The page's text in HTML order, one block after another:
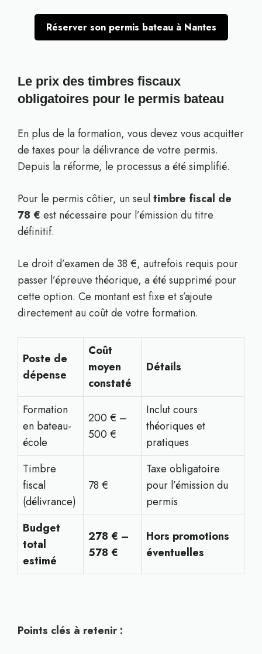
Réserver son permis bateau à Nantes
Le prix des timbres fiscaux
obligatoires pour le permis bateau
En plus de la formation, vous devez vous acquitter
de taxes pour la délivrance de votre permis.
Depuis la réforme, le processus a été simplifié.
Pour le permis côtier, un seultimbre fiscal de
78 € est nécessaire pour l’émission du titre
définitif.
Le droit d’examen de 38 €, autrefois requis pour
passer l’épreuve théorique, a été supprimé pour
cette option. Ce montant est fixe et s’ajoute
directement au coût de votre formation.
Poste de
dépense
Coût
moyen
constaté
Détails
Formation
en bateau-
école
200 € –
500 €
Inclut cours
théoriques et
pratiques
Timbre
fiscal
(délivrance)
78 €
Taxe obligatoire
pour l’émission du
permis
Budget
total
estimé
278 € –
578 €
Hors promotions
éventuelles
Points clés à retenir :